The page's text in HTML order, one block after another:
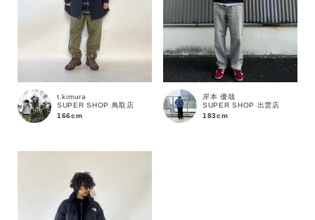
商品タイプ
通常商品 予約商品
在庫あり
t.kimura
SUPER SHOP 鳥取店
166cm
岸本 優哉
SUPER SHOP 出雲店
183cm